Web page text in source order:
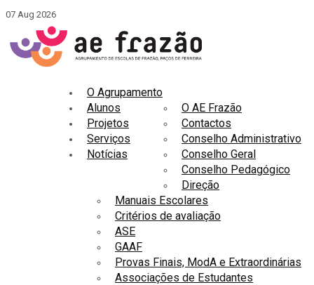
07 Aug 2026
O Agrupamento
O AE Frazão
Contactos
Conselho Administrativo
Conselho Geral
Conselho Pedagógico
Direção
Alunos
Manuais Escolares
Critérios de avaliação
ASE
GAAF
Provas Finais, ModA e Extraordinárias
Associações de Estudantes
Projetos
Serviços
Notícias